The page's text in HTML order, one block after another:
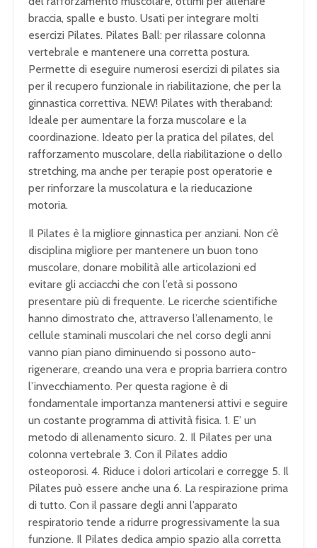
braccia, spalle e busto. Usati per integrare molti
esercizi Pilates. Pilates Ball: per rilassare colonna
vertebrale e mantenere una corretta postura.
Permette di eseguire numerosi esercizi di pilates sia
per il recupero funzionale in riabilitazione, che per la
ginnastica correttiva. NEW! Pilates with theraband:
Ideale per aumentare la forza muscolare e la
coordinazione. Ideato per la pratica del pilates, del
rafforzamento muscolare, della riabilitazione o dello
stretching, ma anche per terapie post operatorie e
per rinforzare la muscolatura e la rieducazione
motoria.
Il Pilates è la migliore ginnastica per anziani. Non c’è
disciplina migliore per mantenere un buon tono
muscolare, donare mobilità alle articolazioni ed
evitare gli acciacchi che con l’età si possono
presentare più di frequente. Le ricerche scientifiche
hanno dimostrato che, attraverso l’allenamento, le
cellule staminali muscolari che nel corso degli anni
vanno pian piano diminuendo si possono auto-
rigenerare, creando una vera e propria barriera contro
l’invecchiamento. Per questa ragione è di
fondamentale importanza mantenersi attivi e seguire
un costante programma di attività fisica. 1. E’ un
metodo di allenamento sicuro. 2. Il Pilates per una
colonna vertebrale 3. Con il Pilates addio
osteoporosi. 4. Riduce i dolori articolari e corregge 5. Il
Pilates può essere anche una 6. La respirazione prima
di tutto. Con il passare degli anni l’apparato
respiratorio tende a ridurre progressivamente la sua
funzione. Il Pilates dedica ampio spazio alla corretta